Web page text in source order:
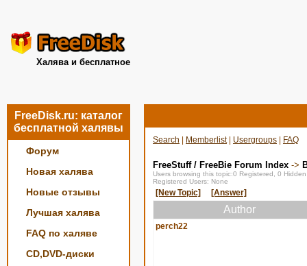
Халява и бесплатное
FreeDisk.ru: каталог
бесплатной халявы
Форум
Новая халява
Новые отзывы
Лучшая халява
FAQ по халяве
CD,DVD-диски
Search Memberlist| Usergroups FAQ
FreeStuff / FreeBie Forum Index ->
Users browsing this topic:0 Registered, 0
Registered Users: None
[New Topic] [Answer]
Author
perch22